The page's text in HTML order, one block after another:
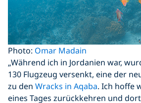
Photo: Omar Madain
„Während ich in Jordanien war,
130 Flugzeug versenkt, eine der
zu den Wracks in Aqaba. Ich hoffe
eines Tages zurückkehren und